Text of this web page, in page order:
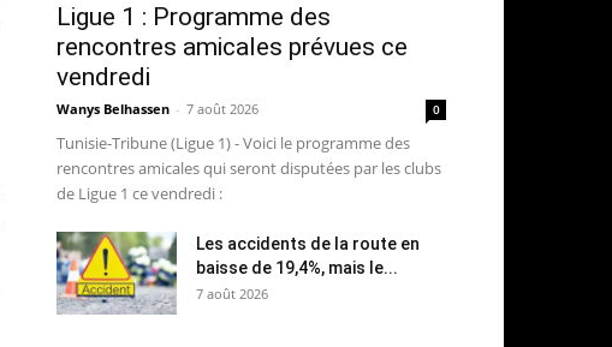
Ligue 1 : Programme des
rencontres amicales prévues ce
vendredi
Wanys Belhassen - 7 août 2026 0
Tunisie-Tribune (Ligue 1) - Voici le programme des
rencontres amicales qui seront disputées par les clubs
de Ligue 1 ce vendredi :
Les accidents de la route en
baisse de 19,4%, mais le...
7 août 2026